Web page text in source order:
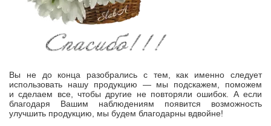
Вы не до конца разобрались с тем, как именно следует
использовать нашу продукцию — мы подскажем, поможем
и сделаем все, чтобы другие не повторяли ошибок. А если
благодаря Вашим наблюдениям появится возможность
улучшить продукцию, мы будем благодарны вдвойне!